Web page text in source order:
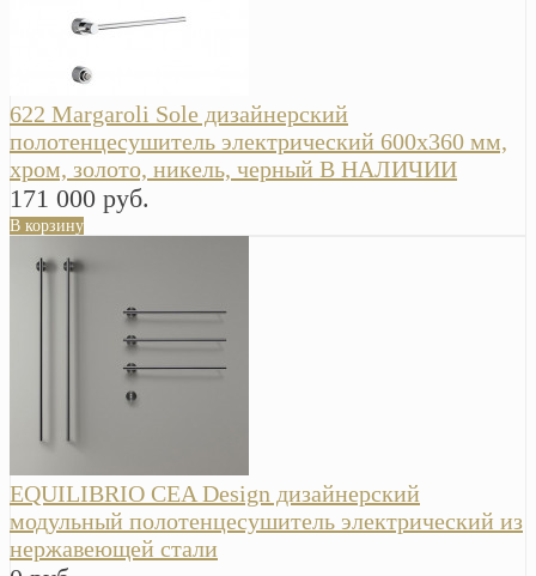
622 Margaroli Sole дизайнерский
полотенцесушитель электрический 600х360 мм,
хром, золото, никель, черный В НАЛИЧИИ
171 000 руб.
В корзину
EQUILIBRIO CEA Design дизайнерский
модульный полотенцесушитель электрический из
нержавеющей стали